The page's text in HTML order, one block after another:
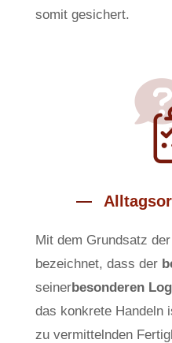
somit gesichert.
Mit dem Grundsatz
bezeichnet, dass der
seinerbesonderen
das konkrete Handeln
zu vermittelnden